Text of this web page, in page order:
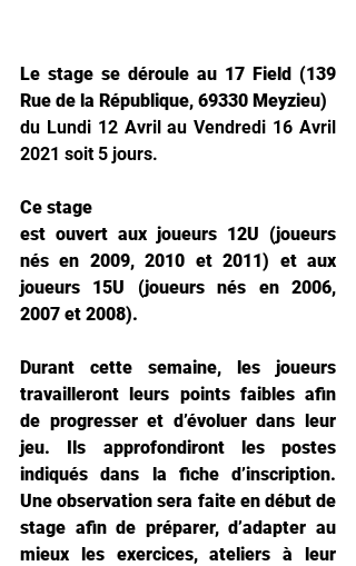
Le stage se déroule au 17 Field (139
Rue de la République, 69330 Meyzieu)
du Lundi 12 Avril au Vendredi 16 Avril
2021 soit 5 jours.
Ce stage
est ouvert aux joueurs 12U (joueurs
nés en 2009, 2010 et 2011) et aux
joueurs 15U (joueurs nés en 2006,
2007 et 2008).
Durant cette semaine, les joueurs
travailleront leurs points faibles afin
de progresser et d’évoluer dans leur
jeu. Ils approfondiront les postes
indiqués dans la fiche d’inscription.
Une observation sera faite en début de
stage afin de préparer, d’adapter au
mieux les exercices, ateliers à leur